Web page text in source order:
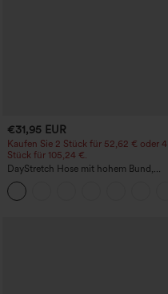
€31,95 EUR
Kaufen Sie 2 Stück für 52,62 € oder 4
Stück für 105,24 €.
DayStretch Hose mit hohem Bund,
Barrel-Leg und Taschen